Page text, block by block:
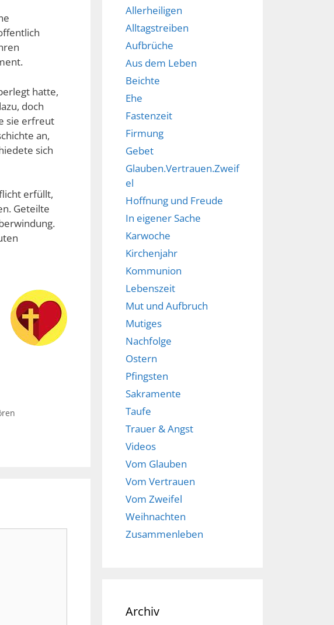
hatte,
doch
sie erfreut
an,
sich
erfüllt,
Geteilte
Allerheiligen
Alltagstreiben
Aufbrüche
Aus dem Leben
Beichte
Ehe
Fastenzeit
Firmung
Gebet
Glauben.Vertrauen.Zweif
el
Hoffnung und Freude
In eigener Sache
Karwoche
Kirchenjahr
Kommunion
Lebenszeit
Mut und Aufbruch
Mutiges
Nachfolge
Ostern
Pfingsten
Sakramente
Taufe
Trauer & Angst
Videos
Vom Glauben
Vom Vertrauen
Vom Zweifel
Weihnachten
Zusammenleben
Archiv